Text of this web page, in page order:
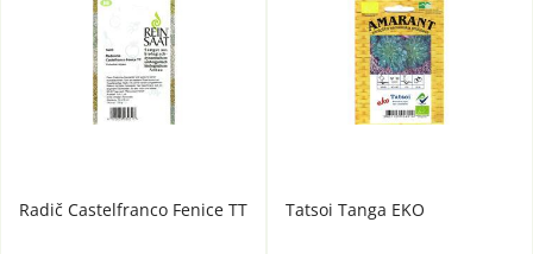
Radič Castelfranco Fenice TT Tatsoi Tanga EKO